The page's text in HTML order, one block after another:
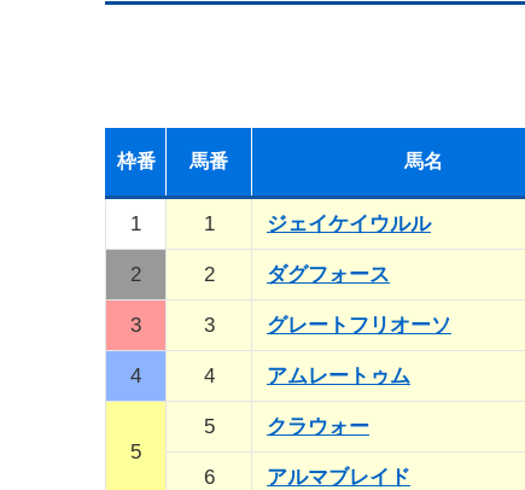
枠番 馬番 馬名
1 1 ジェイケイウルル
2 2 ダグフォース
3 3 グレートフリオーソ
4 4 アムレートゥム
5
5 クラウォー
6 アルマブレイド